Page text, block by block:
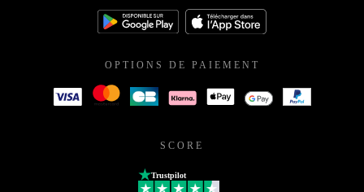
OPTIONS DE PAIEMENT
SCORE
Trustpilot